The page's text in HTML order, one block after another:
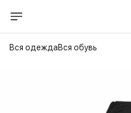
Вся одеждаВся обувь